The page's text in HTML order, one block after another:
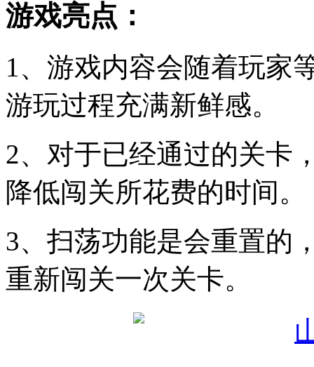
游戏亮点：
1、游戏内容会随着玩家
游玩过程充满新鲜感。
2、对于已经通过的关卡
降低闯关所花费的时间。
3、扫荡功能是会重置的
重新闯关一次关卡。